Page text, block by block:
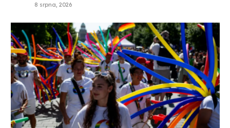
8 srpna, 2026